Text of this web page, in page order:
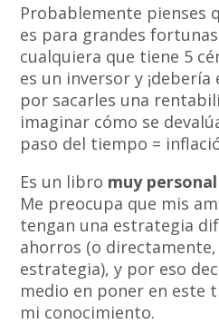
Probablemente pienses
es para grandes
cualquiera que tiene 5
es un inversor y
por sacarles una
imaginar cómo se
paso del tiempo =
Es un libro muy personal
Me preocupa que mis
tengan una estrategia
ahorros (o
estrategia), y por eso
medio en poner en este
mi conocimiento.